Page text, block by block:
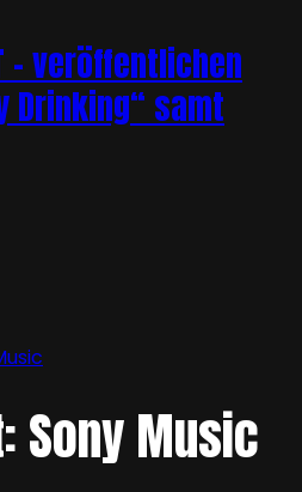
– veröffentlichen
Drinking“ samt
Sony Music